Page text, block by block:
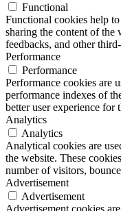
Functional
Functional cookies help
sharing the content of the
feedbacks, and other
Performance
Performance
Performance cookies are
performance indexes of
better user experience for
Analytics
Analytics
Analytical cookies are
the website. These
number of visitors,
Advertisement
Advertisement
Advertisement cookies